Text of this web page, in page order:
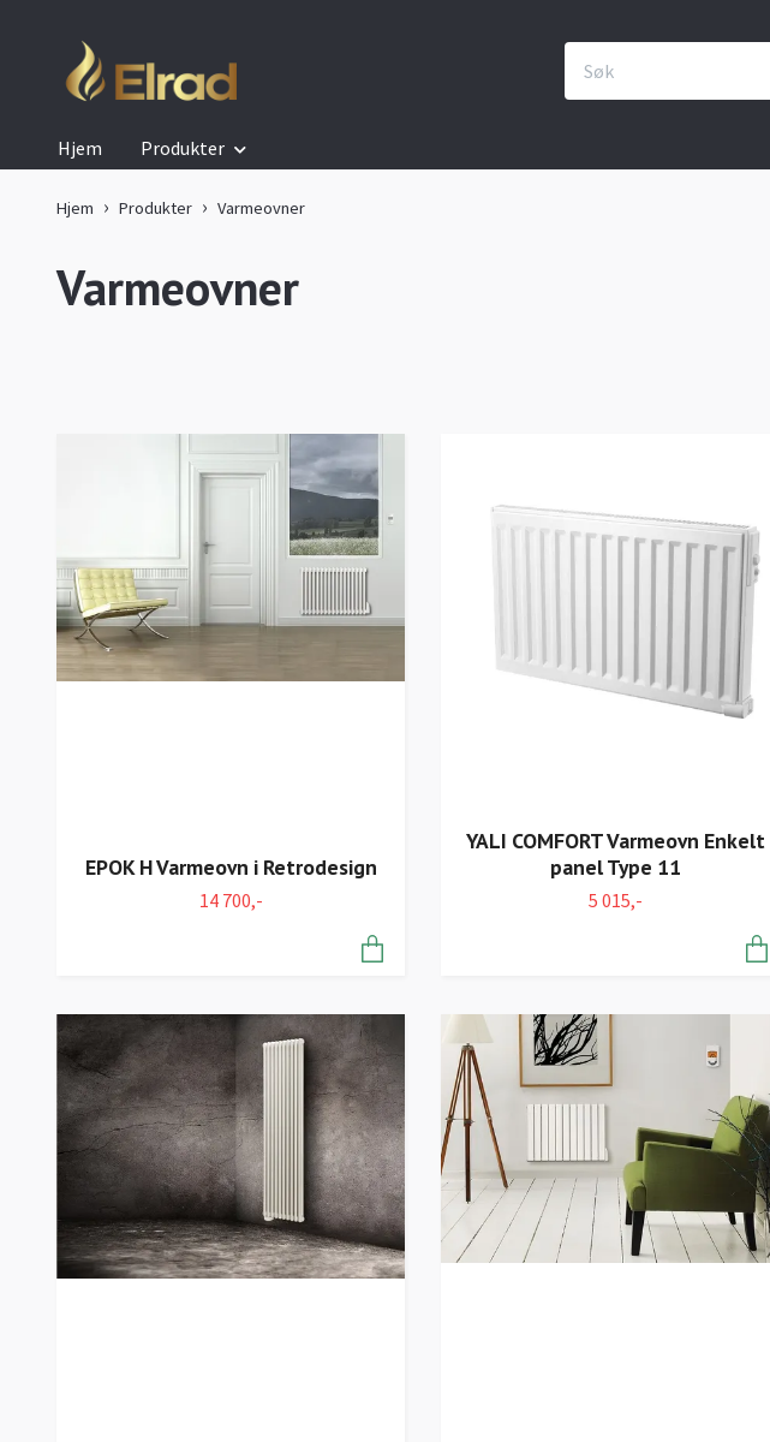
Hjem Produkter
Hjem Produkter Varmeovner
Varmeovner
EPOK H Varmeovn i Retrodesign
14 700,-
YALI COMFORT Varmeovn Enkelt
panel Type 11
5 015,-